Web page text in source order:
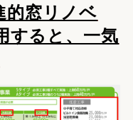
的窓リノベ
すると、一気